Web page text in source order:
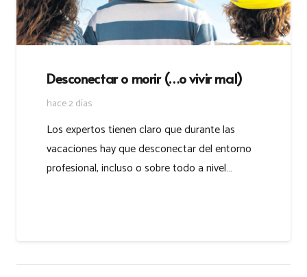
Desconectar o morir (…o vivir mal)
hace 2 días
Los expertos tienen claro que durante las
vacaciones hay que desconectar del entorno
profesional, incluso o sobre todo a nivel…